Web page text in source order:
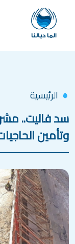
تجاوز إلى المحتوى
الرئيسية
سد فاليت..
وتأمين